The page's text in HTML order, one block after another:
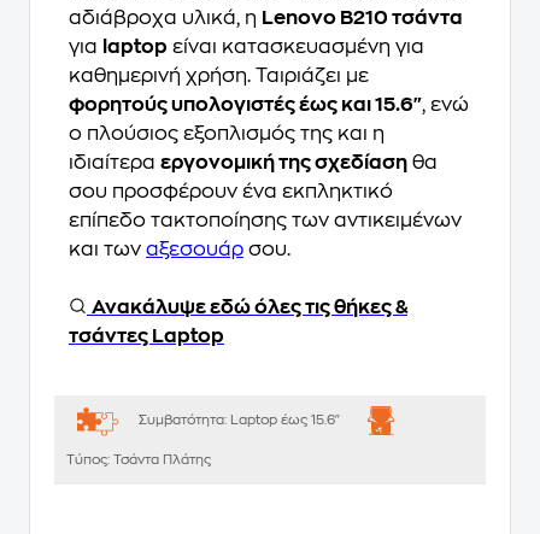
αδιάβροχα υλικά, η Lenovo B210 τσάντα
για laptop είναι κατασκευασμένη για
καθημερινή χρήση. Ταιριάζει με
φορητούς υπολογιστές έως και 15.6", ενώ
ο πλούσιος εξοπλισμός της και η
ιδιαίτερα εργονομική της σχεδίαση θα
σου προσφέρουν ένα εκπληκτικό
επίπεδο τακτοποίησης των αντικειμένων
και των αξεσουάρ σου.
Ανακάλυψε εδώ όλες τις θήκες &
τσάντες Laptop
Συμβατότητα: Laptop έως 15.6"
Τύπος: Τσάντα Πλάτης